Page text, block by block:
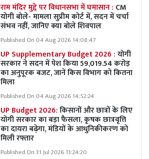
राम मंदिर मुद्दे पर विधानसभा में घमासान : CM
योगी बोले- मामला सुप्रीम कोर्ट में, सदन में चर्चा
संभव नहीं, जानिए क्या बोले शिवपाल
Published On 04 Aug 2026 14:08:47
UP Supplementary Budget 2026 :योगी
सरकार ने सदन में पेश किया 59,019.54 करोड़
का अनुपूरक बजट, जानें किस विभाग को कितना
मिला
Published On 04 Aug 2026 14:52:24
UP Budget 2026:किसानों और छात्रों के लिए
योगी सरकार का बड़ा फैसला, कृषक छात्रवृत्ति
का दायरा बढ़ेगा, मंडियों के आधुनिकीकरण को
मिली रफ्तार
Published On 31 Jul 2026 13:24:20